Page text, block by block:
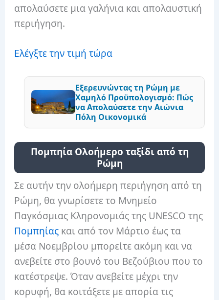
απολαύσετε μια γαλήνια και απολαυστική
περιήγηση.
Ελέγξτε την τιμή τώρα
Εξερευνώντας τη Ρώμη με
Χαμηλό Προϋπολογισμό: Πώς
να Απολαύσετε την Αιώνια
Πόλη Οικονομικά
Πομπηία Ολοήμερο ταξίδι από τη
Ρώμη
Σε αυτήν την ολοήμερη περιήγηση από τη
Ρώμη, θα γνωρίσετε το Μνημείο
Παγκόσμιας Κληρονομιάς της UNESCO της
Πομπηίας και από τον Μάρτιο έως τα
μέσα Νοεμβρίου μπορείτε ακόμη και να
ανεβείτε στο βουνό του Βεζούβιου που το
κατέστρεψε. Όταν ανεβείτε μέχρι την
κορυφή, θα κοιτάξετε με απορία τις